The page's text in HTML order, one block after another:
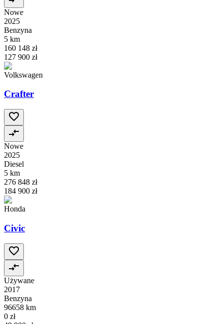
Nowe
2025
Benzyna
5 km
160 148 zł
127 900 zł
Volkswagen
Crafter
Nowe
2025
Diesel
5 km
276 848 zł
184 900 zł
Honda
Civic
Używane
2017
Benzyna
96658 km
0 zł